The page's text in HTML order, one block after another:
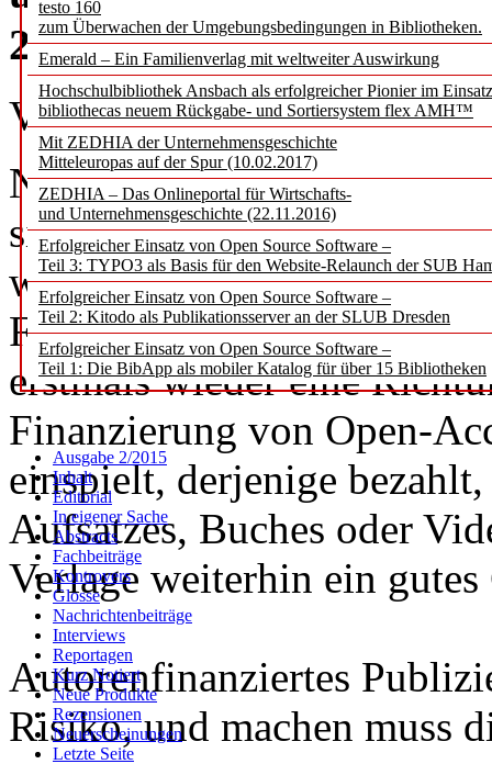
testo 160
zum Überwachen der Umgebungsbedingungen in Bibliotheken.
Emerald – Ein Familienverlag mit weltweiter Auswirkung
Hochschulbibliothek Ansbach als erfolgreicher Pionier im
bibliothecas neuem Rückgabe- und Sortiersystem flex AMH™
Mit ZEDHIA der Unternehmensgeschichte
Mitteleuropas auf der Spur (10.02.2017)
ZEDHIA – Das Onlineportal für Wirtschafts-
und Unternehmensgeschichte (22.11.2016)
Erfolgreicher Einsatz von Open Source Software –
Teil 3: TYPO3 als Basis für den Website-Relaunch der SUB
Erfolgreicher Einsatz von Open Source Software –
Teil 2: Kitodo als Publikationsserver an der SLUB Dresden
Erfolgreicher Einsatz von Open Source Software –
Teil 1: Die BibApp als mobiler Katalog für über 15 Bibliotheken
Ausgabe 2/2015
Inhalt
Editorial
In eigener Sache
Abstracts
Fachbeiträge
Kontrovers
Glosse
Nachrichtenbeiträge
Interviews
Reportagen
Kurz Notiert
Neue Produkte
Rezensionen
Neuerscheinungen
Letzte Seite
20.-21. Januar
Vera Münch
Nach einer Dekade der
sich das akademische
weltweiten Forderung
Forschungswissen
erstmals wieder eine
Finanzierung von Open-
einspielt, derjenige
Aufsatzes, Buches oder
Verlage weiterhin ein
Autorenfinanziertes
Risiko, und machen muss